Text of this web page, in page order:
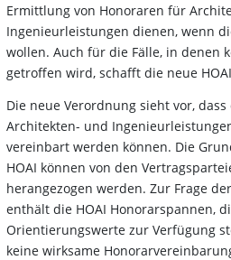
Ermittlung von Honoraren für
Ingenieurleistungen dienen, wenn
wollen. Auch für die Fälle, in denen
getroffen wird, schafft die neue
Die neue Verordnung sieht vor,
Architekten- und
vereinbart werden können. Die
HOAI können von den
herangezogen werden. Zur Frage
enthält die HOAI Honorarspannen,
Orientierungswerte zur Verfügung
keine wirksame